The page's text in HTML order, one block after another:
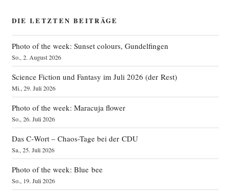
DIE LETZTEN BEITRÄGE
Photo of the week: Sunset colours, Gundelfingen
So., 2. August 2026
Science Fiction und Fantasy im Juli 2026 (der Rest)
Mi., 29. Juli 2026
Photo of the week: Maracuja flower
So., 26. Juli 2026
Das C‑Wort – Chaos-Tage bei der CDU
Sa., 25. Juli 2026
Photo of the week: Blue bee
So., 19. Juli 2026